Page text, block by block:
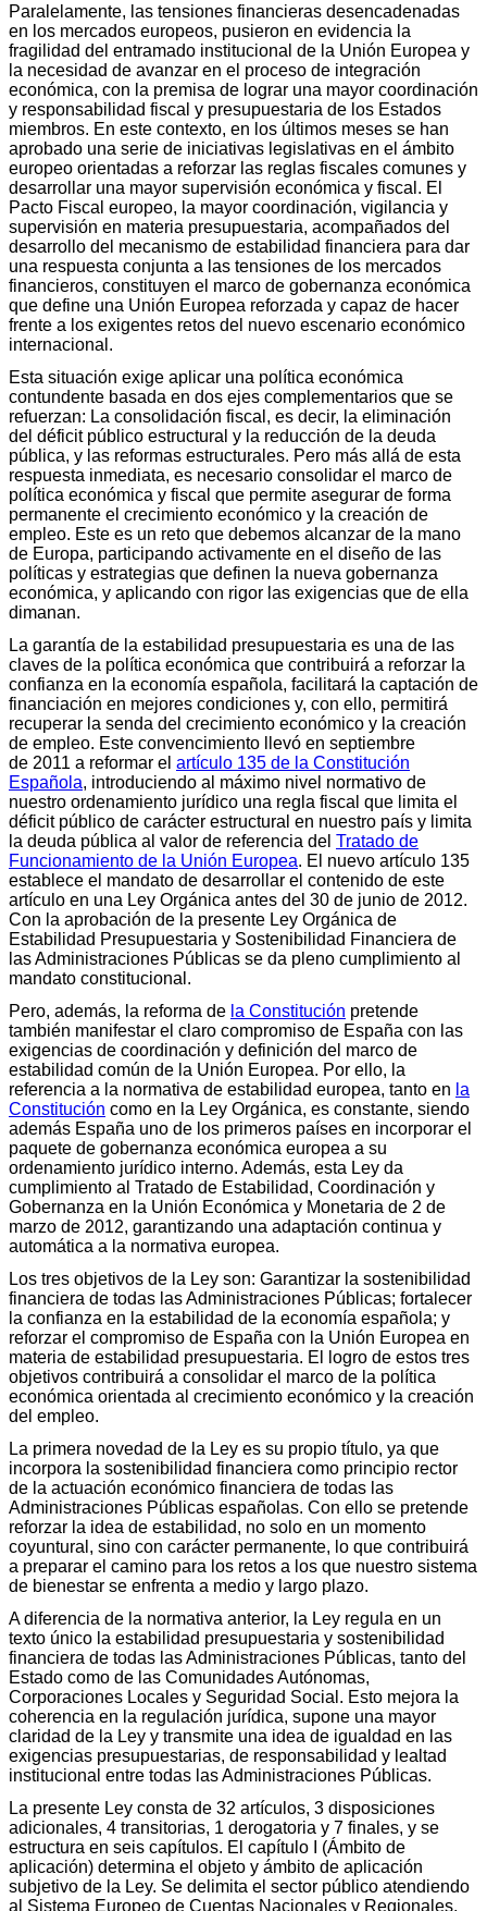
Paralelamente, las tensiones financieras desencadenadas
en los mercados europeos, pusieron en evidencia la
fragilidad del entramado institucional de la Unión Europea y
la necesidad de avanzar en el proceso de integración
económica, con la premisa de lograr una mayor coordinación
y responsabilidad fiscal y presupuestaria de los Estados
miembros. En este contexto, en los últimos meses se han
aprobado una serie de iniciativas legislativas en el ámbito
europeo orientadas a reforzar las reglas fiscales comunes y
desarrollar una mayor supervisión económica y fiscal. El
Pacto Fiscal europeo, la mayor coordinación, vigilancia y
supervisión en materia presupuestaria, acompañados del
desarrollo del mecanismo de estabilidad financiera para dar
una respuesta conjunta a las tensiones de los mercados
financieros, constituyen el marco de gobernanza económica
que define una Unión Europea reforzada y capaz de hacer
frente a los exigentes retos del nuevo escenario económico
internacional.
Esta situación exige aplicar una política económica
contundente basada en dos ejes complementarios que se
refuerzan: La consolidación fiscal, es decir, la eliminación
del déficit público estructural y la reducción de la deuda
pública, y las reformas estructurales. Pero más allá de esta
respuesta inmediata, es necesario consolidar el marco de
política económica y fiscal que permite asegurar de forma
permanente el crecimiento económico y la creación de
empleo. Este es un reto que debemos alcanzar de la mano
de Europa, participando activamente en el diseño de las
políticas y estrategias que definen la nueva gobernanza
económica, y aplicando con rigor las exigencias que de ella
dimanan.
La garantía de la estabilidad presupuestaria es una de las
claves de la política económica que contribuirá a reforzar la
confianza en la economía española, facilitará la captación de
financiación en mejores condiciones y, con ello, permitirá
recuperar la senda del crecimiento económico y la creación
de empleo. Este convencimiento llevó en septiembre
de 2011 a reformar el artículo 135 de la Constitución
Española, introduciendo al máximo nivel normativo de
nuestro ordenamiento jurídico una regla fiscal que limita el
déficit público de carácter estructural en nuestro país y limita
la deuda pública al valor de referencia del Tratado de
Funcionamiento de la Unión Europea. El nuevo artículo 135
establece el mandato de desarrollar el contenido de este
artículo en una Ley Orgánica antes del 30 de junio de 2012.
Con la aprobación de la presente Ley Orgánica de
Estabilidad Presupuestaria y Sostenibilidad Financiera de
las Administraciones Públicas se da pleno cumplimiento al
mandato constitucional.
Pero, además, la reforma de la Constitución pretende
también manifestar el claro compromiso de España con las
exigencias de coordinación y definición del marco de
estabilidad común de la Unión Europea. Por ello, la
referencia a la normativa de estabilidad europea, tanto en la
Constitución como en la Ley Orgánica, es constante, siendo
además España uno de los primeros países en incorporar el
paquete de gobernanza económica europea a su
ordenamiento jurídico interno. Además, esta Ley da
cumplimiento al Tratado de Estabilidad, Coordinación y
Gobernanza en la Unión Económica y Monetaria de 2 de
marzo de 2012, garantizando una adaptación continua y
automática a la normativa europea.
Los tres objetivos de la Ley son: Garantizar la sostenibilidad
financiera de todas las Administraciones Públicas; fortalecer
la confianza en la estabilidad de la economía española; y
reforzar el compromiso de España con la Unión Europea en
materia de estabilidad presupuestaria. El logro de estos tres
objetivos contribuirá a consolidar el marco de la política
económica orientada al crecimiento económico y la creación
del empleo.
La primera novedad de la Ley es su propio título, ya que
incorpora la sostenibilidad financiera como principio rector
de la actuación económico financiera de todas las
Administraciones Públicas españolas. Con ello se pretende
reforzar la idea de estabilidad, no solo en un momento
coyuntural, sino con carácter permanente, lo que contribuirá
a preparar el camino para los retos a los que nuestro sistema
de bienestar se enfrenta a medio y largo plazo.
A diferencia de la normativa anterior, la Ley regula en un
texto único la estabilidad presupuestaria y sostenibilidad
financiera de todas las Administraciones Públicas, tanto del
Estado como de las Comunidades Autónomas,
Corporaciones Locales y Seguridad Social. Esto mejora la
coherencia en la regulación jurídica, supone una mayor
claridad de la Ley y transmite una idea de igualdad en las
exigencias presupuestarias, de responsabilidad y lealtad
institucional entre todas las Administraciones Públicas.
La presente Ley consta de 32 artículos, 3 disposiciones
adicionales, 4 transitorias, 1 derogatoria y 7 finales, y se
estructura en seis capítulos. El capítulo I (Ámbito de
aplicación) determina el objeto y ámbito de aplicación
subjetivo de la Ley. Se delimita el sector público atendiendo
al Sistema Europeo de Cuentas Nacionales y Regionales,